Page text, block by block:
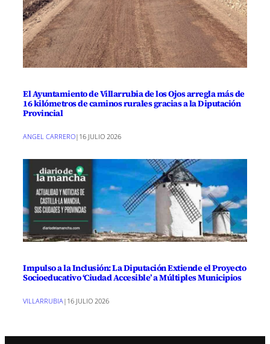
El Ayuntamiento de Villarrubia de los Ojos arregla más de
16 kilómetros de caminos rurales gracias a la Diputación
Provincial
ANGEL CARRERO| 16 JULIO 2026
Impulso a la Inclusión: La Diputación Extiende el Proyecto
Socioeducativo ‘Ciudad Accesible’ a Múltiples Municipios
VILLARRUBIA| 16 JULIO 2026